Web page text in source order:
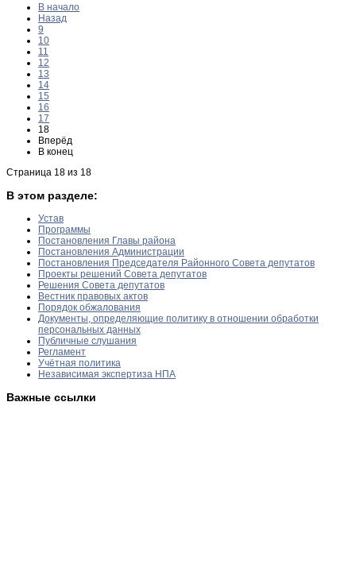
В начало
Назад
9
10
11
12
13
14
15
16
17
18
Вперёд
В конец
Страница 18 из 18
В этом разделе:
Устав
Программы
Постановления Главы района
Постановления Администрации
Постановления Председателя Районного Совета депутатов
Проекты решений Совета депутатов
Решения Совета депутатов
Вестник правовых актов
Порядок обжалования
Документы, определяющие политику в отношении обработки
персональных данных
Публичные слушания
Регламент
Учётная политика
Независимая экспертиза НПА
Важные ссылки